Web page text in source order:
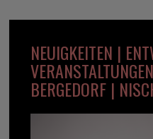
NEUIGKEITEN |
BERGEDORF |